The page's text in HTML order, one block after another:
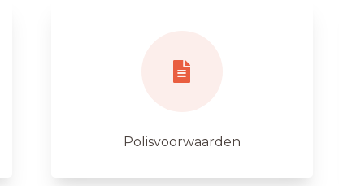
Polisvoorwaarden